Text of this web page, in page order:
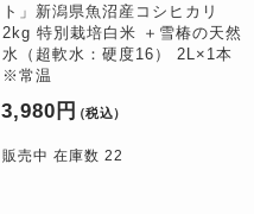
ト」新潟県魚沼産コシヒカリ
2kg 特別栽培白米 ＋雪椿の天然
水（超軟水：硬度16） 2L×1本
※常温
3,980円 （税込）
販売中 在庫数 22